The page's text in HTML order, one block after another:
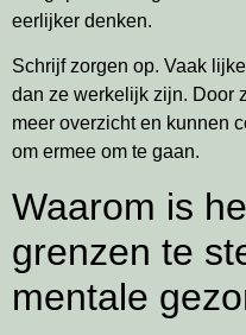
eerlijker denken.
Schrijf zorgen op. Vaak
dan ze werkelijk zijn. Door
meer overzicht en kunnen
om ermee om te gaan.
Waarom is
grenzen te
mentale